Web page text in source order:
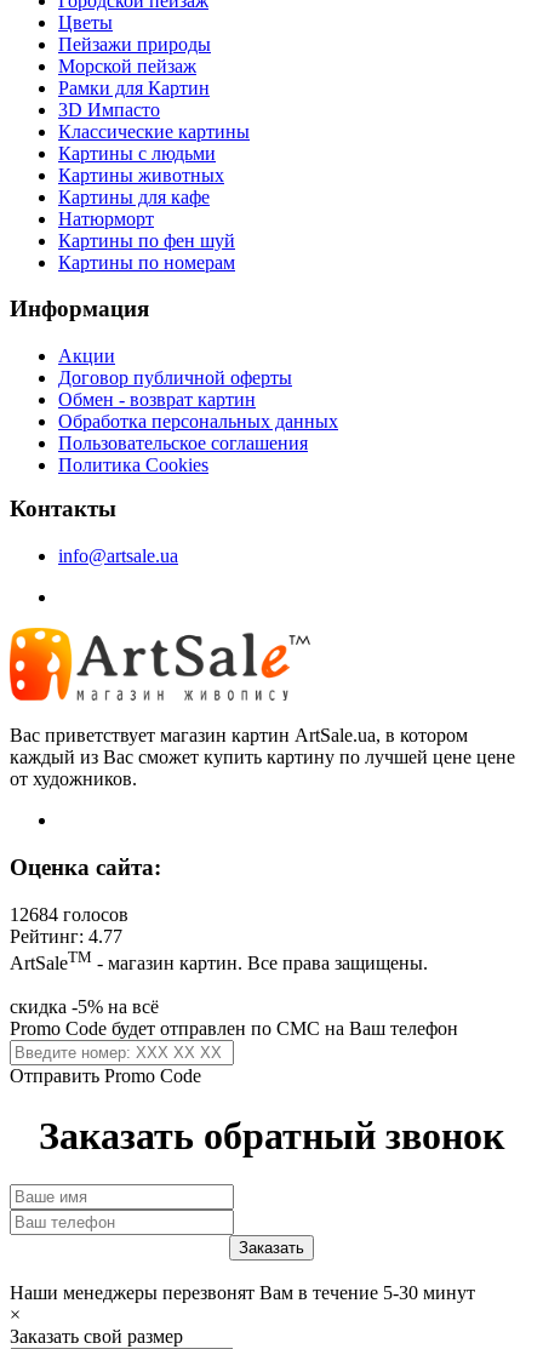
Цветы
Пейзажи природы
Морской пейзаж
Рамки для Картин
3D Импасто
Классические картины
Картины с людьми
Картины животных
Картины для кафе
Натюрморт
Картины по фен шуй
Картины по номерам
Информация
Акции
Договор публичной оферты
Обмен - возврат картин
Обработка персональных данных
Пользовательское соглашения
Политика Cookies
Контакты
info@artsale.ua
Вас приветствует магазин картин ArtSale.ua, в котором
каждый из Вас сможет купить картину по лучшей цене цене
от художников.
Оценка сайта:
12684 голосов
Рейтинг: 4.77
ArtSaleТМ - магазин картин. Все права защищены.
скидка -5% на всё
Promo Code будет отправлен по СМС на Ваш телефон
Отправить Promo Code
Заказать обратный звонок
Наши менеджеры перезвонят Вам в течение 5-30 минут
×
Заказать свой размер